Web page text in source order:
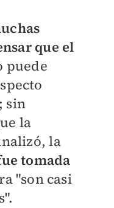
que el
puede
sin
la
la
tomada
"son casi